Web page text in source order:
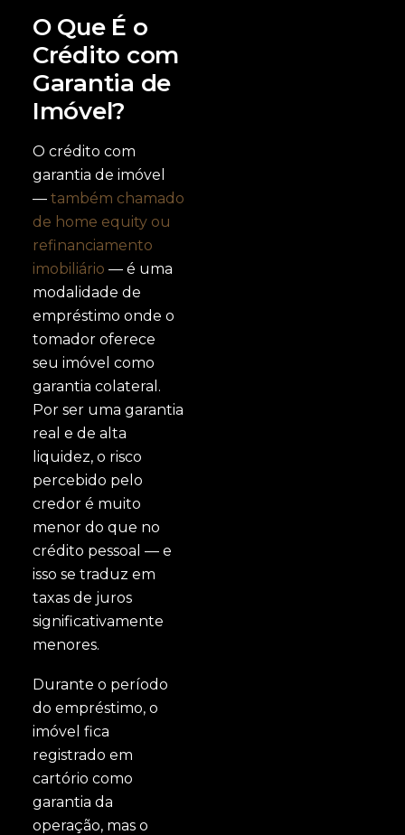
O Que É o
Crédito com
Garantia de
Imóvel?
O crédito com
garantia de imóvel
— também chamado
de home equity ou
refinanciamento
imobiliário — é uma
modalidade de
empréstimo onde o
tomador oferece
seu imóvel como
garantia colateral.
Por ser uma garantia
real e de alta
liquidez, o risco
percebido pelo
credor é muito
menor do que no
crédito pessoal — e
isso se traduz em
taxas de juros
significativamente
menores.
Durante o período
do empréstimo, o
imóvel fica
registrado em
cartório como
garantia da
operação, mas o